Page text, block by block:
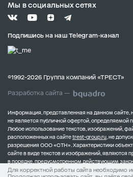
Мы в социальных сетях
Подпишись на наш Telegram-канал
©1992-2026 Группа компаний «ТРЕСТ»
Разработка сайта —
Информация, представленная на данном сайте,
не является публичной офертой, определяемой
Любое использование текстов, изображений,
расположенных на сайтеtrest-group.ru, не
разрешения ООО «СТН».Характеристики
сайте в виде текстов и изображений, являются
в порядке, предусмотренном действующим
Федеральным законом от 30.12.2004 № 214-ФЗ,
Для корректной работы сайта необходимо